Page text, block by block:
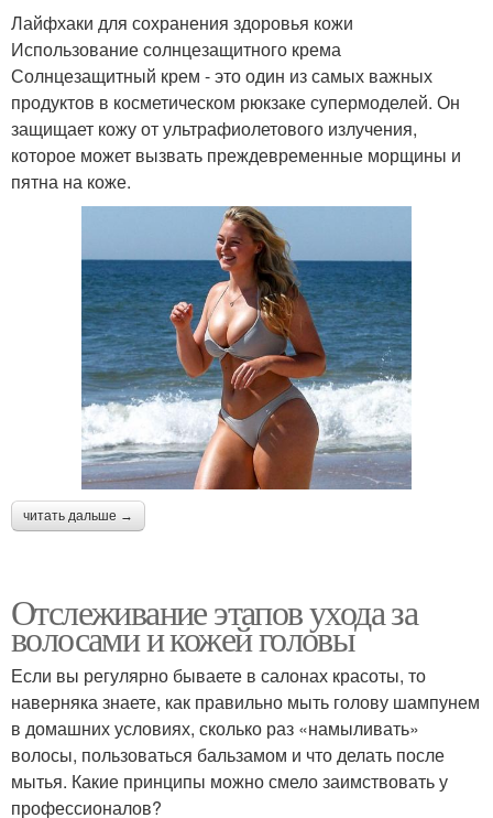
Лайфхаки для сохранения здоровья кожи
Использование солнцезащитного крема
Солнцезащитный крем - это один из самых важных
продуктов в косметическом рюкзаке супермоделей. Он
защищает кожу от ультрафиолетового излучения,
которое может вызвать преждевременные морщины и
пятна на коже.
читать дальше →
Отслеживание этапов ухода за
волосами и кожей головы
Если вы регулярно бываете в салонах красоты, то
наверняка знаете, как правильно мыть голову шампунем
в домашних условиях, сколько раз «намыливать»
волосы, пользоваться бальзамом и что делать после
мытья. Какие принципы можно смело заимствовать у
профессионалов?